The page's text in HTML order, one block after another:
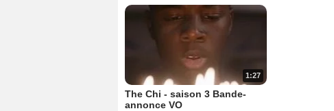
1:27
The Chi - saison 3 Bande-
annonce VO